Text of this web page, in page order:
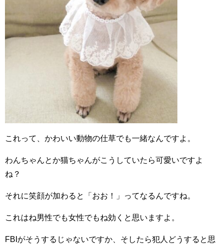
これって、かわいい動物の仕草でも一緒なんですよ。
わんちゃんとか猫ちゃんがこうしていたら可愛いですよ
ね？
それに笑顔が加わると「おお！」ってなるんですね。
これはね男性でも女性でもね効くと思いますよ。
FBIがそうするじゃないですか、そしたら犯人どうすると思